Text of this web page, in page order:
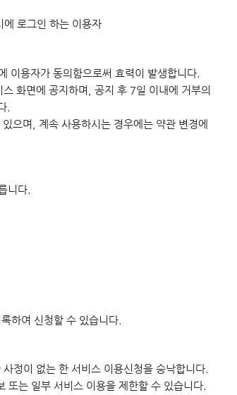
로그인 하는 이용자
이용자가 동의함으로써 효력이 발생합니다.
화면에 공지하며, 공지 후 7일 이내에 거부의
.
으며, 계속 사용하시는 경우에는 약관 변경에
니다.
하여 신청할 수 있습니다.
정이 없는 한 서비스 이용신청을 승낙합니다.
는 일부 서비스 이용을 제한할 수 있습니다.